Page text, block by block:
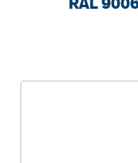
RAL